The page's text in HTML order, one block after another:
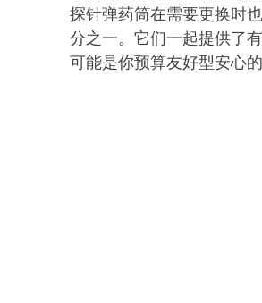
探针弹药筒在需要更换时
分之一。它们一起提供了
可能是你预算友好型安心的